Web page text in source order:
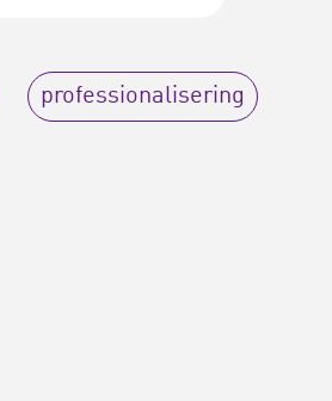
professionalisering